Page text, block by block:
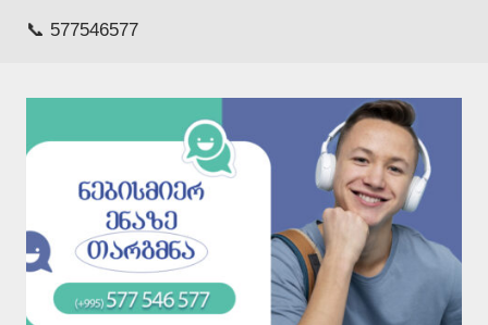
📞 577546577